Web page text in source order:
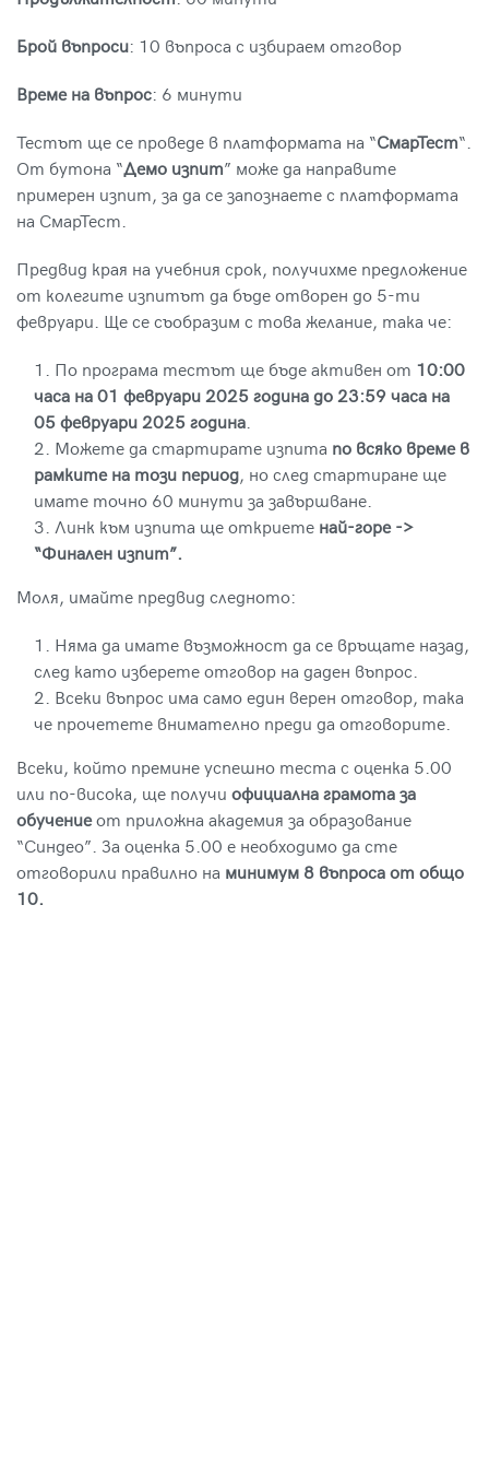
учители
интелект в класната
Изпит
Изпит към обучение
“Приложение на
изкуствен интелект в
Брой въпроси: 10 въпроса с избираем отговор
Време на въпрос: 6 минути
Тестът ще се проведе в платформата на “СмарТест “.
От бутона “Демо изпит” може да направите
примерен изпит, за да се запознаете с платформата
на СмарТест.
Предвид края на учебния срок, получихме предложение
от колегите изпитът да бъде отворен до 5-ти
февруари. Ще се съобразим с това желание, така че:
По програма тестът ще бъде активен от 10:00
часа на 01 февруари 2025 година до 23:59 часа на
05 февруари 2025 година.
Можете да стартирате изпита по всяко време в
рамките на този период, но след стартиране ще
имате точно 60 минути за завършване.
Линк към изпита ще откриете най-горе ->
“Финален изпит”.
Моля, имайте предвид следното:
Няма да имате възможност да се връщате назад,
след като изберете отговор на даден въпрос.
Всеки въпрос има само един верен отговор, така
че прочетете внимателно преди да отговорите.
Всеки, който премине успешно теста с оценка 5.00
или по-висока, ще получи официална грамота за
обучениеот приложна академия за образование
“Синдео”. За оценка 5.00 е необходимо да сте
отговорили правилно на минимум 8 въпроса от общо
10.
Приложна академия
за образование
Практическо, приложно обучение в сферата на
училищното образование.
Общи условия
Политика за поверителност
Политика за бисквитки
Страници
Цялостна програма
Кандидатствай
Учебен план
Защо е важно
Обучения
Семинари
Ресурси
Статии